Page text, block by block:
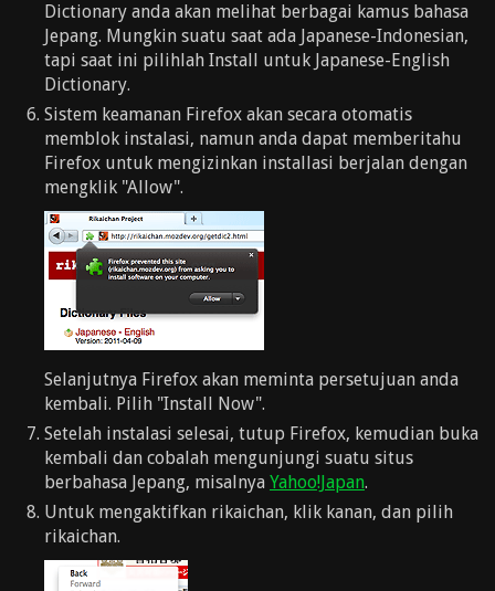
Dictionary anda akan melihat berbagai kamus bahasa
Jepang. Mungkin suatu saat ada Japanese-Indonesian,
tapi saat ini pilihlah Install untuk Japanese-English
Dictionary.
Sistem keamanan Firefox akan secara otomatis
memblok instalasi, namun anda dapat memberitahu
Firefox untuk mengizinkan installasi berjalan dengan
mengklik "Allow".
Selanjutnya Firefox akan meminta persetujuan anda
kembali. Pilih "Install Now".
Setelah instalasi selesai, tutup Firefox, kemudian buka
kembali dan cobalah mengunjungi suatu situs
berbahasa Jepang, misalnya Yahoo!Japan.
Untuk mengaktifkan rikaichan, klik kanan, dan pilih
rikaichan.